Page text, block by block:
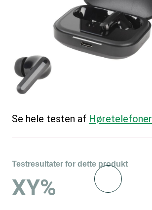
Se hele testen af Høretelefoner
Testresultater for dette produkt
XY%